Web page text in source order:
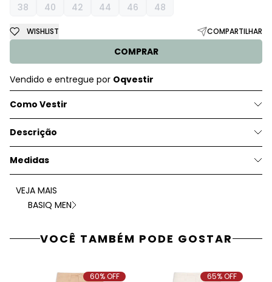
38 40 42 44 46 48
COMPRAR
WISHLIST COMPARTILHAR
Vendido e entregue por Oqvestir
Como Vestir
Descrição
Medidas
VEJA MAIS
BASIQ MEN
VOCÊ TAMBÉM PODE GOSTAR
60% OFF 65% OFF